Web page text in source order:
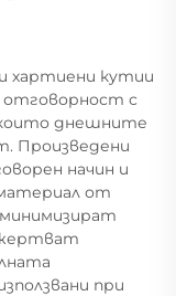
хартиени кутии
отговорност с
които днешните
Произведени
начин и
от
жертват
при